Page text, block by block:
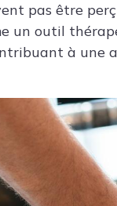
pas être
un outil
à